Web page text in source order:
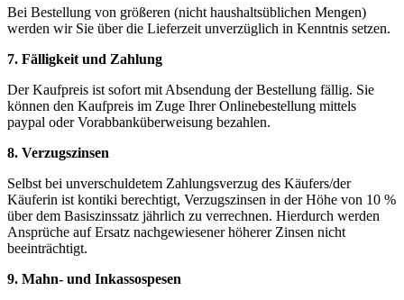
Bei Bestellung von größeren (nicht haushaltsüblichen Mengen)
werden wir Sie über die Lieferzeit unverzüglich in Kenntnis setzen.
7. Fälligkeit und Zahlung
Der Kaufpreis ist sofort mit Absendung der Bestellung fällig. Sie
können den Kaufpreis im Zuge Ihrer Onlinebestellung mittels
paypal oder Vorabbanküberweisung bezahlen.
8. Verzugszinsen
Selbst bei unverschuldetem Zahlungsverzug des Käufers/der
Käuferin ist kontiki berechtigt, Verzugszinsen in der Höhe von 10 %
über dem Basiszinssatz jährlich zu verrechnen. Hierdurch werden
Ansprüche auf Ersatz nachgewiesener höherer Zinsen nicht
beeinträchtigt.
9. Mahn- und Inkassospesen